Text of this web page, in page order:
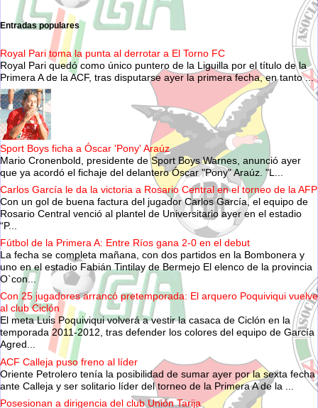
Entradas populares
Royal Pari toma la punta al derrotar a El Torno FC
Royal Pari quedó como único puntero de la Liguilla por el título de la
Primera A de la ACF, tras disputarse ayer la primera fecha, en tanto ...
Sport Boys ficha a Óscar 'Pony' Araúz
Mario Cronenbold, presidente de Sport Boys Warnes, anunció ayer
que ya acordó el fichaje del delantero Óscar "Pony" Araúz. "L...
Carlos García le da la victoria a Rosario Central en el torneo de la AFP
Con un gol de buena factura del jugador Carlos García, el equipo de
Rosario Central venció al plantel de Universitario ayer en el estadio
“P...
Fútbol de la Primera A: Entre Ríos gana 2-0 en el debut
La fecha se completa mañana, con dos partidos en la Bombonera y
uno en el estadio Fabián Tintilay de Bermejo El elenco de la provincia
O`con...
Con 25 jugadores arrancó pretemporada: El arquero Poquiviqui vuelve
al club Ciclón
El meta Luis Poquiviqui volverá a vestir la casaca de Ciclón en la
temporada 2011-2012, tras defender los colores del equipo de García
Agred...
ACF Calleja puso freno al líder
Oriente Petrolero tenía la posibilidad de sumar ayer por la sexta fecha
ante Calleja y ser solitario líder del torneo de la Primera A de la ...
Posesionan a dirigencia del club Unión Tarija